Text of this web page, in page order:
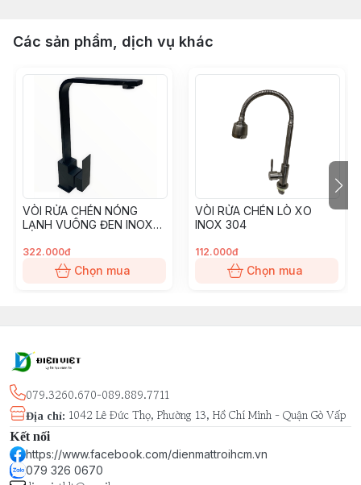
Các sản phẩm, dịch vụ khác
VÒI RỬA CHÉN NÓNG
LẠNH VUÔNG ĐEN INOX
322.000đ
Chọn mua
VÒI RỬA CHÉN LÒ XO
INOX 304
112.000đ
Chọn mua
079.3260.670-089.889.7711
Địa chỉ: 1042 Lê Đức Thọ, Phường 13, Hồ Chí Minh - Quận Gò Vấp
Kết nối
https://www.facebook.com/dienmattroihcm.vn
079 326 0670